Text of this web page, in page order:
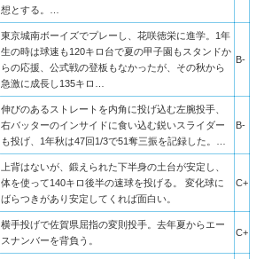
想とする。…
東京城南ボーイズでプレーし、花咲徳栄に進学。1年
生の時は球速も120キロ台で夏の甲子園もスタンドか
らの応援、公式戦の登板もなかったが、その秋から
急激に成長し135キロ…
B-
伸びのあるストレートを内角に投げ込む左腕投手、
右バッターのインサイドに食い込む鋭いスライダー
も投げ、1年秋は47回1/3で51奪三振を記録した。…
B-
上背はないが、鍛えられた下半身の土台が安定し、
体を使って140キロ後半の速球を投げる。 変化球に
ばらつきがあり安定してくれば面白い。
C+
横手投げで佐賀県屈指の変則投手。去年夏からエー
スナンバーを背負う。
C+